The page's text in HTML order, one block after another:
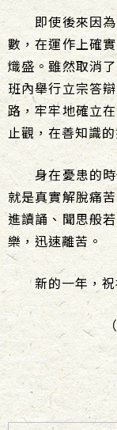
即使後來因為
數，在運作上確
熾盛。雖然取消
班內舉行立宗答
路，牢牢地確立
止觀，在善知識
身在憂患的時
就是真實解脫痛
進讀誦、聞思般
樂，迅速離苦。
新的一年，祝
（融